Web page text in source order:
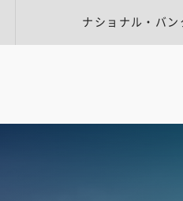
ナショナル・バ